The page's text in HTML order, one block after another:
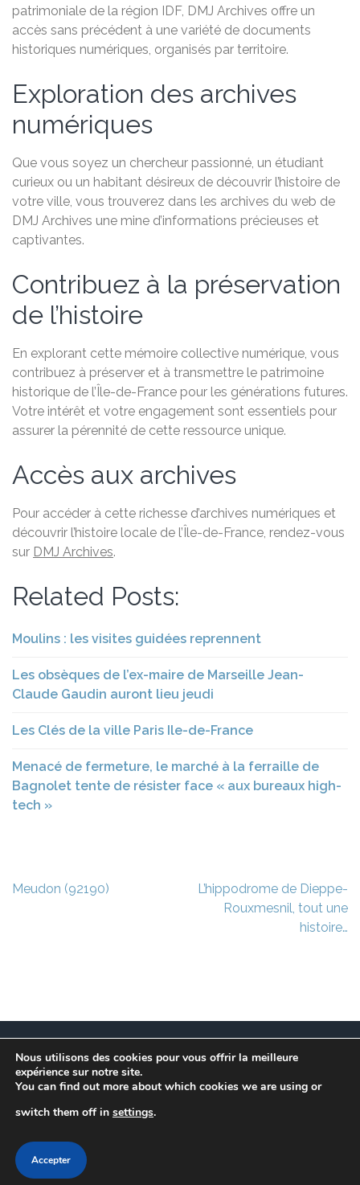
patrimoniale de la région IDF, DMJ Archives offre un
accès sans précédent à une variété de documents
historiques numériques, organisés par territoire.
Exploration des archives
numériques
Que vous soyez un chercheur passionné, un étudiant
curieux ou un habitant désireux de découvrir l’histoire de
votre ville, vous trouverez dans les archives du web de
DMJ Archives une mine d’informations précieuses et
captivantes.
Contribuez à la préservation
de l’histoire
En explorant cette mémoire collective numérique, vous
contribuez à préserver et à transmettre le patrimoine
historique de l’Île-de-France pour les générations futures.
Votre intérêt et votre engagement sont essentiels pour
assurer la pérennité de cette ressource unique.
Accès aux archives
Pour accéder à cette richesse d’archives numériques et
découvrir l’histoire locale de l’Île-de-France, rendez-vous
sur DMJ Archives.
Related Posts:
Moulins : les visites guidées reprennent
Les obsèques de l’ex-maire de Marseille Jean-
Claude Gaudin auront lieu jeudi
Les Clés de la ville Paris Ile-de-France
Menacé de fermeture, le marché à la ferraille de
Bagnolet tente de résister face « aux bureaux high-
tech »
Navigation
Meudon (92190)
L’hippodrome de Dieppe-
Rouxmesnil, tout une
histoire…
Ce site est à l’initiative de l’association des Maires
Franciliens dans un but de recherche et de conservation
des informations et données disparues des communes
de l’Île-de-France. Suivez les actuallité sur le
Propulsé par
Nous utilisons des cookies pour vous offrir la meilleure
expérience sur notre site.
You can find out more about which cookies we are using or
switch them off in settings.
Accepter